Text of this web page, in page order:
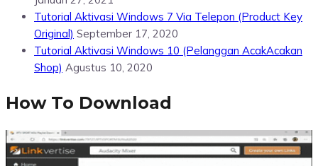
Tutorial Aktivasi Windows 7 Via Telepon (Product Key
Original) September 17, 2020
Tutorial Aktivasi Windows 10 (Pelanggan AcakAcakan
Shop) Agustus 10, 2020
How To Download